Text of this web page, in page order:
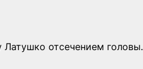
Латушко отсечением головы.